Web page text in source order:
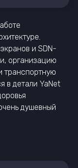
и SDN-
организацию
транспортную
в детали YaNet
душевный